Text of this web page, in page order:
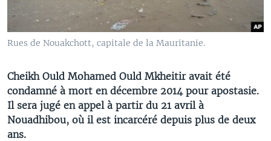
Rues de Nouakchott, capitale de la Mauritanie.
Cheikh Ould Mohamed Ould Mkheitir avait été
condamné à mort en décembre 2014 pour apostasie.
Il sera jugé en appel à partir du 21 avril à
Nouadhibou, où il est incarcéré depuis plus de deux
ans.